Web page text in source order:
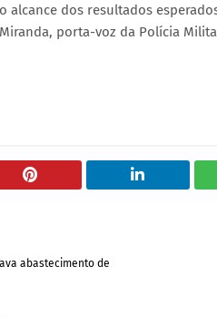
alcance dos resultados
porta-voz da Polícia
abastecimento de